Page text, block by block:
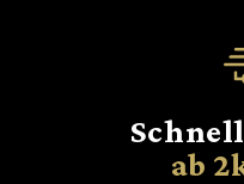
ab